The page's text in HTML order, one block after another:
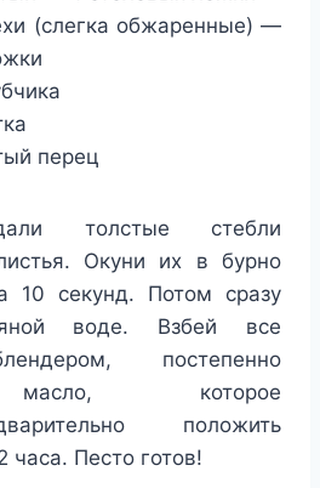
(слегка обжаренные) —
перец
толстые стебли
Окуни их в бурно
10 секунд. Потом сразу
воде. Взбей все
постепенно
которое
положить
часа. Песто готов!